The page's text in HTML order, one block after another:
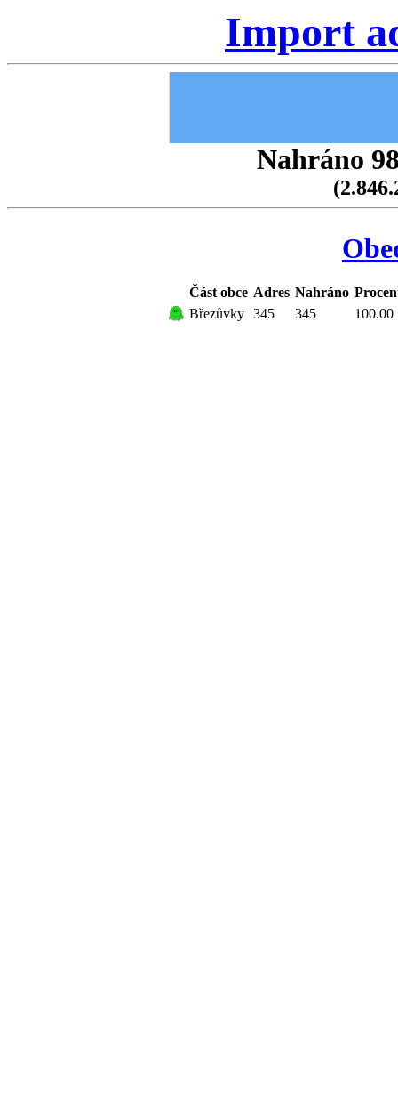
Import
Nahráno
Část obce Adres Nahráno
Březůvky 345 345 100.00